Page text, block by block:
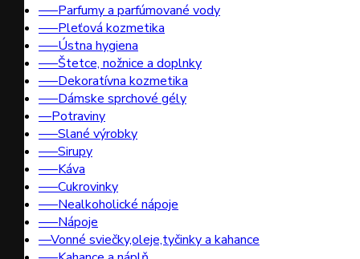
–––Parfumy a parfúmované vody
–––Pleťová kozmetika
–––Ústna hygiena
–––Štetce, nožnice a doplnky
–––Dekoratívna kozmetika
–––Dámske sprchové gély
––Potraviny
–––Slané výrobky
–––Sirupy
–––Káva
–––Cukrovinky
–––Nealkoholické nápoje
–––Nápoje
––Vonné sviečky,oleje,tyčinky a kahance